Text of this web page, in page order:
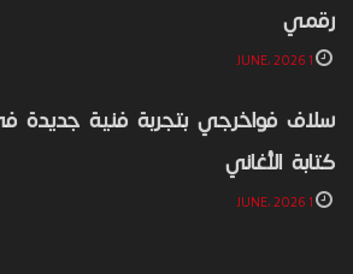
رقمي
سلاف فواخرجي بتجربة فنية جديدة
كتابة الأغاني